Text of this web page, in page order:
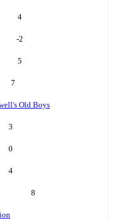
4
-2
5
7
Old Boys
3
0
4
8